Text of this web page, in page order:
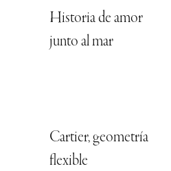
Historia de amor
junto al mar
Cartier, geometría
flexible